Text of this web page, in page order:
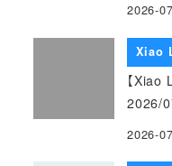
2026-
Xiao
【Xiao
2026/
2026-